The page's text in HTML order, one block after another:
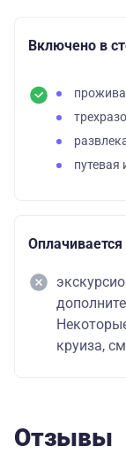
Включено в
путевая
круиза,
Отзывы